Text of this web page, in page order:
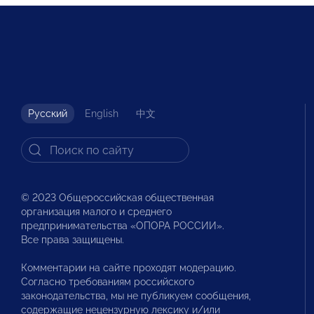
Русский English 中文
© 2023 Общероссийская общественная
организация малого и среднего
предпринимательства «ОПОРА РОССИИ».
Все права защищены.
Комментарии на сайте проходят модерацию.
Согласно требованиям российского
законодательства, мы не публикуем сообщения,
содержащие нецензурную лексику и/или